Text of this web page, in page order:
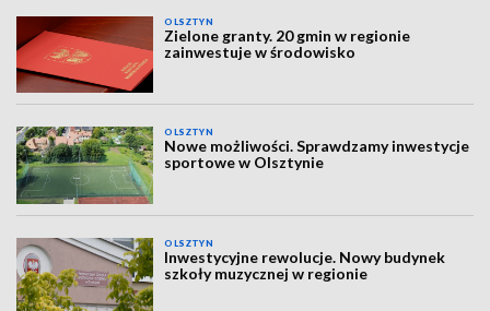
OLSZTYN
Zielone granty. 20 gmin w regionie
zainwestuje w środowisko
OLSZTYN
Nowe możliwości. Sprawdzamy inwestycje
sportowe w Olsztynie
OLSZTYN
Inwestycyjne rewolucje. Nowy budynek
szkoły muzycznej w regionie